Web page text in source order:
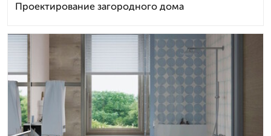
Проектирование загородного дома